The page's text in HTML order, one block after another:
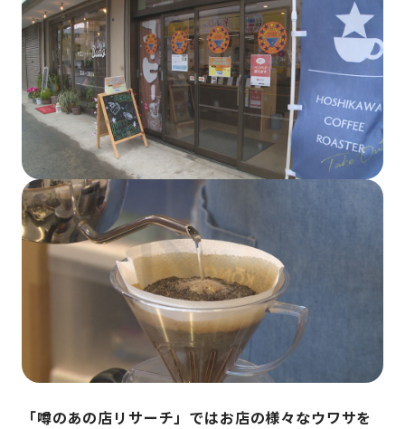
「噂のあの店リサーチ」ではお店の様々なウワサを